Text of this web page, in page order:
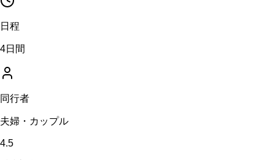
日程
4日間
同行者
夫婦・カップル
4.5